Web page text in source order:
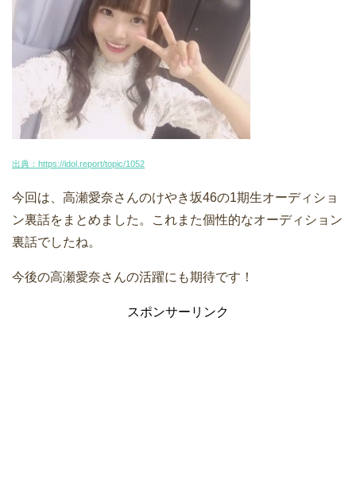
出典：https://idol.report/topic/1052
今回は、高瀬愛奈さんのけやき坂46の1期生オーディショ
ン裏話をまとめました。これまた個性的なオーディション
裏話でしたね。
今後の高瀬愛奈さんの活躍にも期待です！
スポンサーリンク